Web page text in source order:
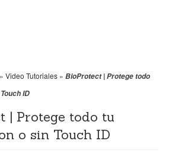
» Video Tutoriales » BioProtect | Protege todo
ID
| Protege todo tu
o sin Touch ID